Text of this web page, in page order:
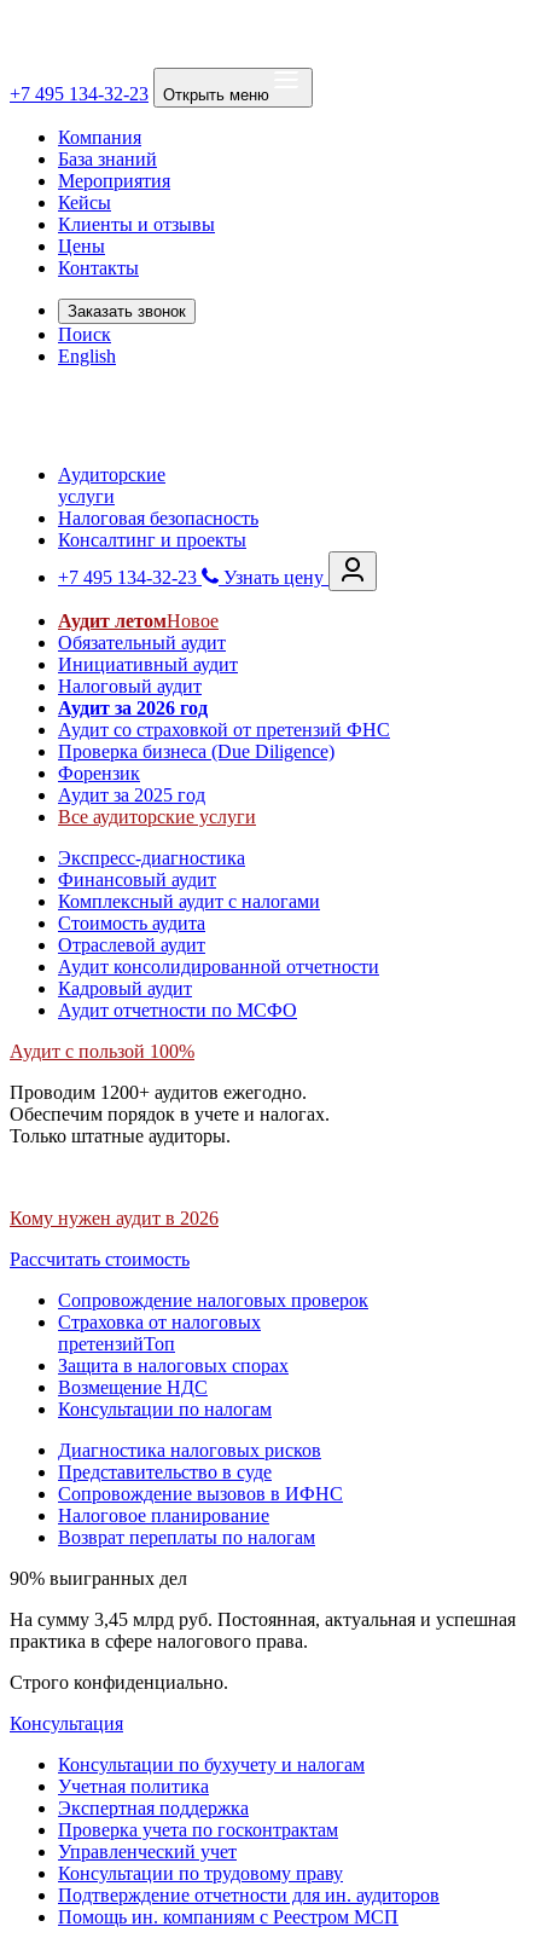
+7 495 134-32-23 Открыть меню
Компания
База знаний
Мероприятия
Кейсы
Клиенты и отзывы
Цены
Контакты
Заказать звонок
Поиск
English
Аудиторские
услуги
Налоговая безопасность
Консалтинг и проекты
+7 495 134-32-23
Узнать цену
Аудит летомНовое
Обязательный аудит
Инициативный аудит
Налоговый аудит
Аудит за 2026 год
Аудит со страховкой от претензий ФНС
Проверка бизнеса (Due Diligence)
Форензик
Аудит за 2025 год
Все аудиторские услуги
Экспресс-диагностика
Финансовый аудит
Комплексный аудит с налогами
Стоимость аудита
Отраслевой аудит
Аудит консолидированной отчетности
Кадровый аудит
Аудит отчетности по МСФО
Аудит с пользой 100%
Проводим 1200+ аудитов ежегодно.
Обеспечим порядок в учете и налогах.
Только штатные аудиторы.
Кому нужен аудит в 2026
Рассчитать стоимость
Сопровождение налоговых проверок
Страховка от налоговых
претензийТоп
Защита в налоговых спорах
Возмещение НДС
Консультации по налогам
Диагностика налоговых рисков
Представительство в суде
Сопровождение вызовов в ИФНС
Налоговое планирование
Возврат переплаты по налогам
90% выигранных дел
На сумму 3,45 млрд руб. Постоянная, актуальная и успешная
практика в сфере налогового права.
Строго конфиденциально.
Консультация
Консультации по бухучету и налогам
Учетная политика
Экспертная поддержка
Проверка учета по госконтрактам
Управленческий учет
Консультации по трудовому праву
Подтверждение отчетности для ин. аудиторов
Помощь ин. компаниям с Реестром МСП